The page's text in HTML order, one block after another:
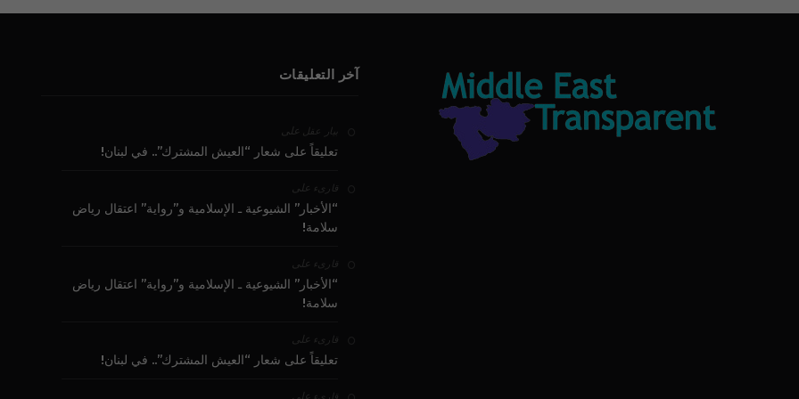
آخر التعليقات
بيار عقل على
تعليقاً على شعار “العيش المشترك”.. في لبنان!
قارىء على
“الأخبار” الشيوعية ـ الإسلامية و”رواية” اعتقال رياض
سلامة!
قارىء على
“الأخبار” الشيوعية ـ الإسلامية و”رواية” اعتقال رياض
سلامة!
قارىء على
تعليقاً على شعار “العيش المشترك”.. في لبنان!
قارىء